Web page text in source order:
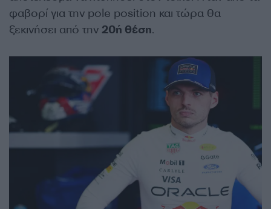
φαβορί για την pole position και τώρα θα
ξεκινήσει από την 20ή θέση.